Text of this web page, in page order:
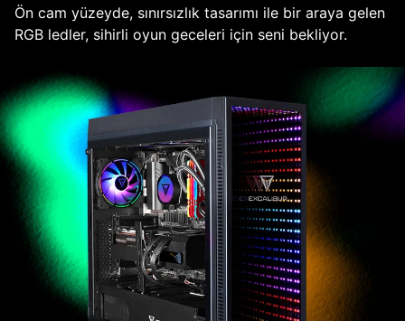
Ön cam yüzeyde, sınırsızlık tasarımı ile bir araya gelen
RGB ledler, sihirli oyun geceleri için seni bekliyor.